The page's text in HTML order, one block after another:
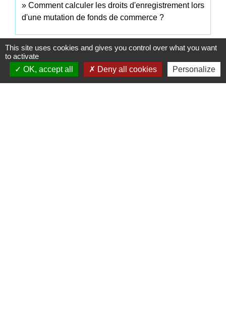
Comment calculer les droits d'enregistrement lors
d'une mutation de fonds de commerce ?
Signaler une erreur sur cette page
This site uses cookies and gives you control over what you want
to activate
OK, accept all
Deny all cookies Personalize